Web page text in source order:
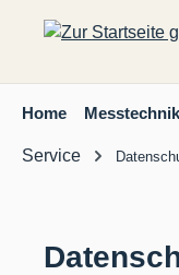
Hauptinhalt
Zur Suche springen
Zur
Home Messtechnik
Service